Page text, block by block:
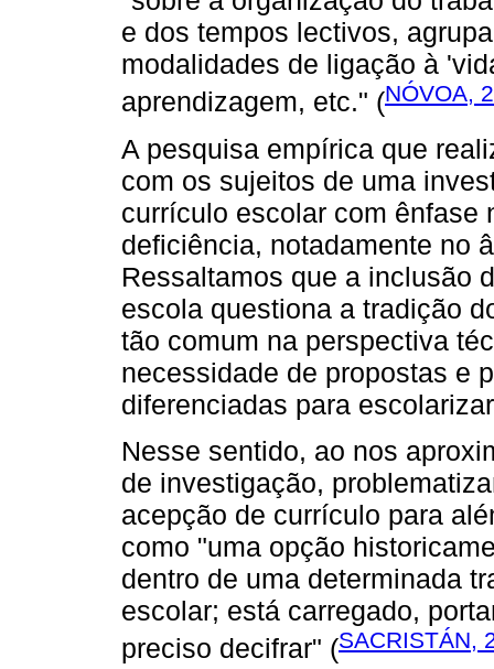
e dos tempos lectivos,
modalidades de ligação à
aprendizagem, etc." (NÓVOA,
A pesquisa empírica que
com os sujeitos de uma
currículo escolar com ênfase
deficiência, notadamente no
Ressaltamos que a inclusão
escola questiona a tradição
tão comum na perspectiva
necessidade de propostas e
diferenciadas para
Nesse sentido, ao nos
de investigação,
acepção de currículo para
como "uma opção
dentro de uma determinada
escolar; está carregado,
preciso decifrar" (SACRISTÁN,